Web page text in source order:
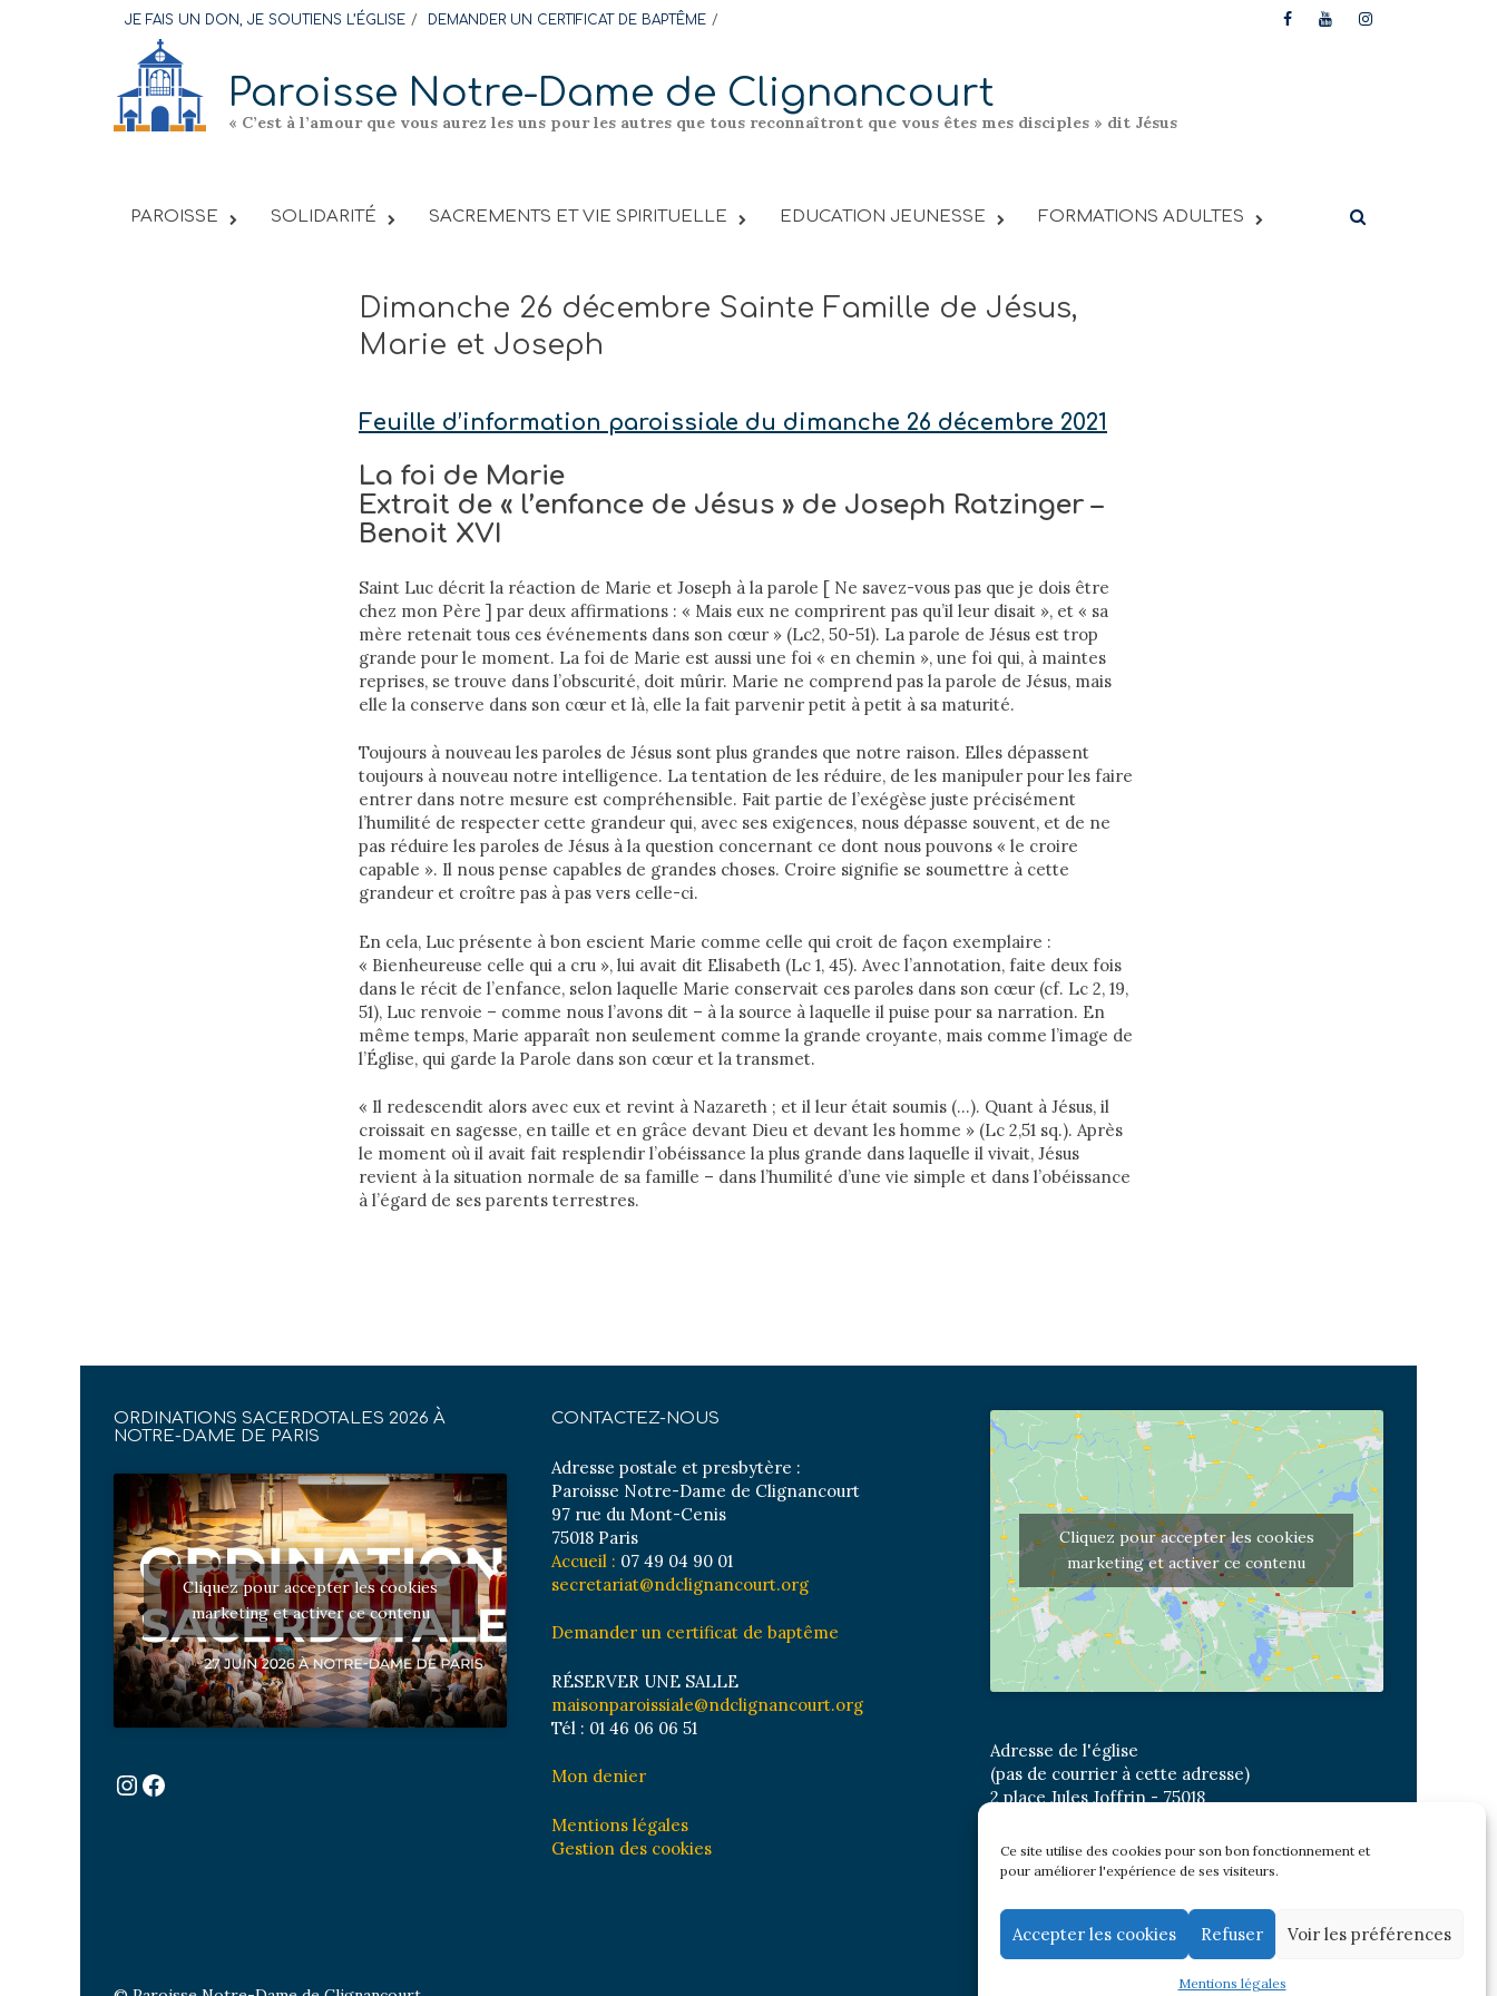
Ce site utilise des cookies pour son bon fonctionnement et
pour améliorer l'expérience de ses visiteurs.
Accepter les cookies Refuser Voir les préférences
Mentions légales
content
JE FAIS UN DON, JE SOUTIENS L’ÉGLISE DEMANDER UN CERTIFICAT DE BAPTÊME
Paroisse Notre-Dame de Clignancourt
« C’est à l’amour que vous aurez les uns pour les autres que tous reconnaîtront que vous êtes mes disciples » dit Jésus
PAROISSE SOLIDARITÉ SACREMENTS ET VIE SPIRITUELLE EDUCATION JEUNESSE FORMATIONS ADULTES
Dimanche 26 décembre Sainte Famille de Jésus,
Marie et Joseph
Feuille d’information paroissiale du dimanche 26 décembre 2021
La foi de Marie
Extrait de « l’enfance de Jésus » de Joseph Ratzinger –
Benoit XVI
Saint Luc décrit la réaction de Marie et Joseph à la parole [ Ne savez-vous pas que je dois être
chez mon Père ] par deux affirmations : « Mais eux ne comprirent pas qu’il leur disait », et « sa
mère retenait tous ces événements dans son cœur » (Lc2, 50-51). La parole de Jésus est trop
grande pour le moment. La foi de Marie est aussi une foi « en chemin », une foi qui, à maintes
reprises, se trouve dans l’obscurité, doit mûrir. Marie ne comprend pas la parole de Jésus, mais
elle la conserve dans son cœur et là, elle la fait parvenir petit à petit à sa maturité.
Toujours à nouveau les paroles de Jésus sont plus grandes que notre raison. Elles dépassent
toujours à nouveau notre intelligence. La tentation de les réduire, de les manipuler pour les faire
entrer dans notre mesure est compréhensible. Fait partie de l’exégèse juste précisément
l’humilité de respecter cette grandeur qui, avec ses exigences, nous dépasse souvent, et de ne
pas réduire les paroles de Jésus à la question concernant ce dont nous pouvons « le croire
capable ». Il nous pense capables de grandes choses. Croire signifie se soumettre à cette
grandeur et croître pas à pas vers celle-ci.
En cela, Luc présente à bon escient Marie comme celle qui croit de façon exemplaire :
« Bienheureuse celle qui a cru », lui avait dit Elisabeth (Lc 1, 45). Avec l’annotation, faite deux fois
dans le récit de l’enfance, selon laquelle Marie conservait ces paroles dans son cœur (cf. Lc 2, 19,
51), Luc renvoie – comme nous l’avons dit – à la source à laquelle il puise pour sa narration. En
même temps, Marie apparaît non seulement comme la grande croyante, mais comme l’image de
l’Église, qui garde la Parole dans son cœur et la transmet.
« Il redescendit alors avec eux et revint à Nazareth ; et il leur était soumis (…). Quant à Jésus, il
croissait en sagesse, en taille et en grâce devant Dieu et devant les homme » (Lc 2,51 sq.). Après
le moment où il avait fait resplendir l’obéissance la plus grande dans laquelle il vivait, Jésus
revient à la situation normale de sa famille – dans l’humilité d’une vie simple et dans l’obéissance
à l’égard de ses parents terrestres.
ORDINATIONS SACERDOTALES 2026 À
NOTRE-DAME DE PARIS
Cliquez pour accepter les cookies
marketing et activer ce contenu
Instagram
Facebook
CONTACTEZ-NOUS
Adresse postale et presbytère :
Paroisse Notre-Dame de Clignancourt
97 rue du Mont-Cenis
75018 Paris
Accueil : 07 49 04 90 01
secretariat@ndclignancourt.org
Demander un certificat de baptême
RÉSERVER UNE SALLE
maisonparoissiale@ndclignancourt.org
Tél : 01 46 06 06 51
Mon denier
Mentions légales
Gestion des cookies
Cliquez pour accepter les cookies
marketing et activer ce contenu
Adresse de l'église
(pas de courrier à cette adresse)
2 place Jules Joffrin - 75018
Bus : Mairie du XVIII
Newsletter